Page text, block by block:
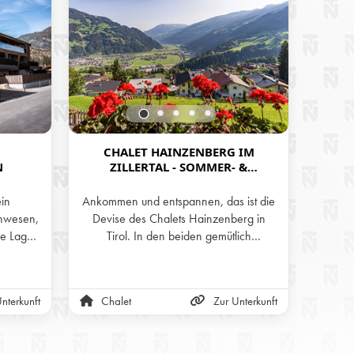
Lage
und
CHALET HAINZENBERG IM
ZILLERTAL - SOMMER- &
TIROLS
Ankommen und entspannen, das ist die
Devise des Chalets Hainzenberg in
Tirol. In den beiden gemütlich
Aussicht auf die Zillertaler Alpen kann
man sich nur wohlfühlen.
Chalet Zur Unterkunft